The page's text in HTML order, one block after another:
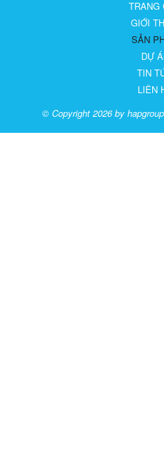
TRANG
GIỚI
SẢN
DỰ
TIN
LIÊN
© Copyright 2026 by